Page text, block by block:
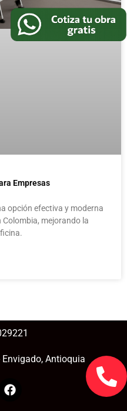
Empresas
opción efectiva y moderna
mejorando la
Antioquia